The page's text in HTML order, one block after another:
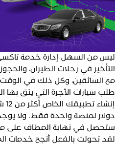
من السهل إدارة خدمة تاكسي
في رحلات الطيران،
السائقين، وكل ذلك في الوقت
سيارات الأجرة التي يثق بها
لمنصة واحدة فقط. ولا
في نهاية المطاف على
تحولت بالفعل أنجح خدمات